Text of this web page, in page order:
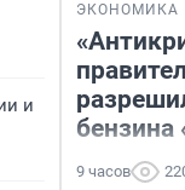
и
ЭКОНОМИКА
бензина
9 часов